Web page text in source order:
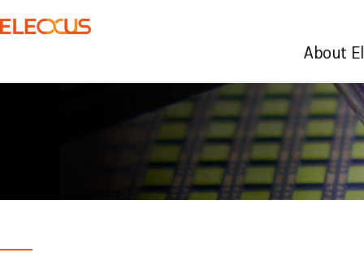
About